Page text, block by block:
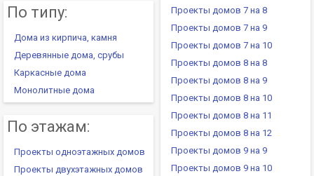
По типу:
Дома из кирпича, камня
Деревянные дома, срубы
Каркасные дома
Монолитные дома
По этажам:
Проекты одноэтажных домов
Проекты двухэтажных домов
Проекты домов 7 на 8
Проекты домов 7 на 9
Проекты домов 7 на 10
Проекты домов 8 на 8
Проекты домов 8 на 9
Проекты домов 8 на 10
Проекты домов 8 на 11
Проекты домов 8 на 12
Проекты домов 9 на 9
Проекты домов 9 на 10